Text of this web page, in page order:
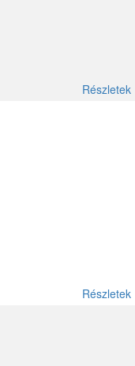
Részletek
Részletek